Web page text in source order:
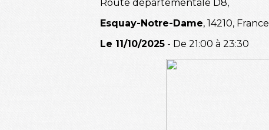
Route départementale D8,
Esquay-Notre-Dame, 14210, France
Le 11/10/2025 - De 21:00 à 23:30